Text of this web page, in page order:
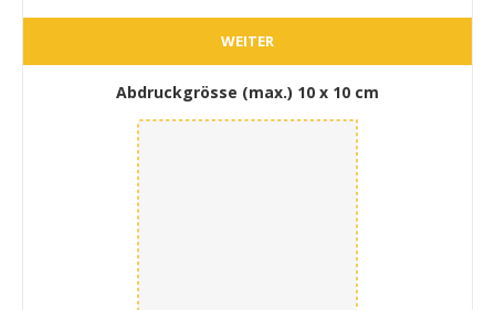
WEITER
Abdruckgrösse (max.) 10 x 10 cm